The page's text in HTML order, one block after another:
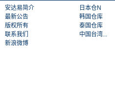
安达易简介
最新公告
版权所有
联系我们
新浪微博
日本仓N
韩国仓库
泰国仓库
中国台湾...